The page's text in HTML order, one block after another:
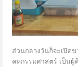
ส่วนกลางวันก็จะเปิด
คหกรรมศาสตร์ เป็นผู้